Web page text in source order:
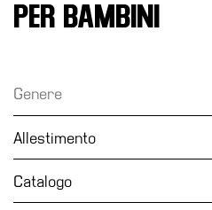
Museo
EN
Accessibilità
Educazione
PER BAMBINI
Genere
Allestimento
Catalogo